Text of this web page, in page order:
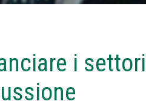
i settori